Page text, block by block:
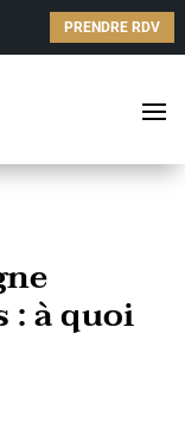
PRENDRE RDV
: à quoi